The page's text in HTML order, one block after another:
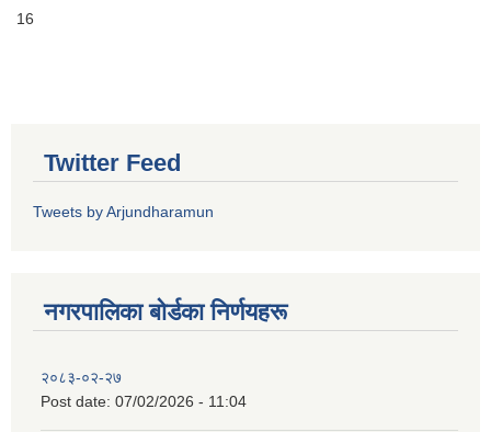
16
Twitter Feed
Tweets by Arjundharamun
नगरपालिका बाेर्डका निर्णयहरू
२०८३-०२-२७
Post date: 07/02/2026 - 11:04